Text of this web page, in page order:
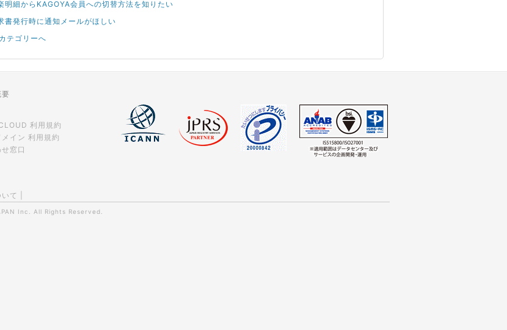
明細からKAGOYA会員への切替方法を知りたい
書発行時に通知メールがほしい
テゴリーへ
利用規約
イン 利用規約
窓口
て
Inc. All Rights Reserved.